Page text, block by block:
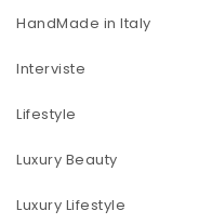
HandMade in Italy
Interviste
Lifestyle
Luxury Beauty
Luxury Lifestyle